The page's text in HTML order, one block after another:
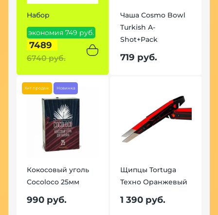
Набор
экономия 749 руб.
7489
6740 руб.
Чаша Cosmo Bowl
Turkish A-
Shot+Pack
719 руб.
Хит продаж Новинка
Кокосовый уголь
Cocoloco 25мм
990 руб.
Щипцы Tortuga
Техно Оранжевый
1 390 руб.